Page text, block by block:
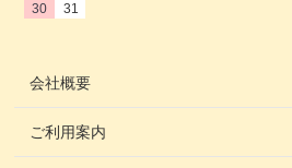
30
31
会社概要
ご利用案内